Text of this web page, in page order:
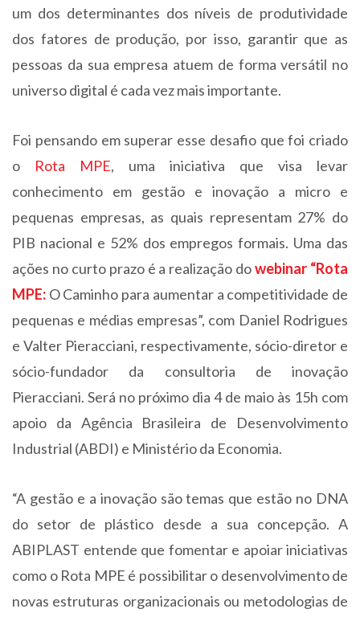
um dos determinantes dos níveis de produtividade
dos fatores de produção, por isso, garantir que as
pessoas da sua empresa atuem de forma versátil no
universo digital é cada vez mais importante.
Foi pensando em superar esse desafio que foi criado
o
Rota MPE, uma iniciativa que visa levar
conhecimento em gestão e inovação a micro e
pequenas empresas, as quais representam 27% do
PIB nacional e 52% dos empregos formais. Uma das
ações no curto prazo é a realização dowebinar “Rota
MPE: O Caminho para aumentar a competitividade de
pequenas e médias empresas”, com Daniel Rodrigues
e Valter Pieracciani, respectivamente, sócio-diretor e
sócio-fundador da consultoria de inovação
Pieracciani. Será no próximo dia 4 de maio às 15h com
apoio da Agência Brasileira de Desenvolvimento
Industrial (ABDI) e Ministério da Economia.
“A gestão e a inovação são temas que estão no DNA
do setor de plástico desde a sua concepção. A
ABIPLAST entende que fomentar e apoiar iniciativas
como o Rota MPE é possibilitar o desenvolvimento de
novas estruturas organizacionais ou metodologias de